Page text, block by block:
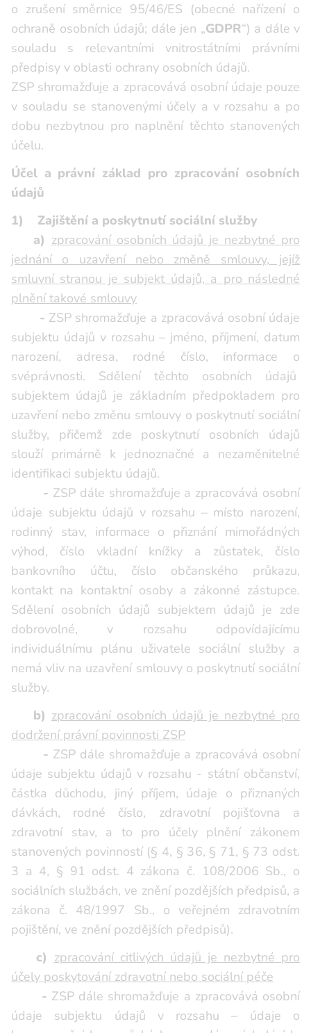
o zrušení směrnice 95/46/ES (obecné nařízení o
ochraně osobních údajů; dále jen „GDPR“) a dále v
souladu s relevantními vnitrostátními právními
předpisy v oblasti ochrany osobních údajů.
ZSP shromažďuje a zpracovává osobní údaje pouze
v souladu se stanovenými účely a v rozsahu a po
dobu nezbytnou pro naplnění těchto stanovených
účelu.
Účel a právní základ pro zpracování osobních
údajů
1) Zajištění a poskytnutí sociální služby
a) zpracování osobních údajů je nezbytné pro
jednání o uzavření nebo změně smlouvy, jejíž
smluvní stranou je subjekt údajů, a pro následné
plnění takové smlouvy
- ZSP shromažďuje a zpracovává osobní údaje
subjektu údajů v rozsahu – jméno, příjmení, datum
narození, adresa, rodné číslo, informace o
svéprávnosti. Sdělení těchto osobních údajů
subjektem údajů je základním předpokladem pro
uzavření nebo změnu smlouvy o poskytnutí sociální
služby, přičemž zde poskytnutí osobních údajů
slouží primárně k jednoznačné a nezaměnitelné
identifikaci subjektu údajů.
- ZSP dále shromažďuje a zpracovává osobní
údaje subjektu údajů v rozsahu – místo narození,
rodinný stav, informace o přiznání mimořádných
výhod, číslo vkladní knížky a zůstatek, číslo
bankovního účtu, číslo občanského průkazu,
kontakt na kontaktní osoby a zákonné zástupce.
Sdělení osobních údajů subjektem údajů je zde
dobrovolné, v rozsahu odpovídajícímu
individuálnímu plánu uživatele sociální služby a
nemá vliv na uzavření smlouvy o poskytnutí sociální
služby.
b) zpracování osobních údajů je nezbytné pro
dodržení právní povinnosti ZSP
- ZSP dále shromažďuje a zpracovává osobní
údaje subjektu údajů v rozsahu - státní občanství,
částka důchodu, jiný příjem, údaje o přiznaných
dávkách, rodné číslo, zdravotní pojišťovna a
zdravotní stav, a to pro účely plnění zákonem
stanovených povinností (§ 4, § 36, § 71, § 73 odst.
3 a 4, § 91 odst. 4 zákona č. 108/2006 Sb., o
sociálních službách, ve znění pozdějších předpisů, a
zákona č. 48/1997 Sb., o veřejném zdravotním
pojištění, ve znění pozdějších předpisů).
c) zpracování citlivých údajů je nezbytné pro
účely poskytování zdravotní nebo sociální péče
- ZSP dále shromažďuje a zpracovává osobní
údaje subjektu údajů v rozsahu – údaje o